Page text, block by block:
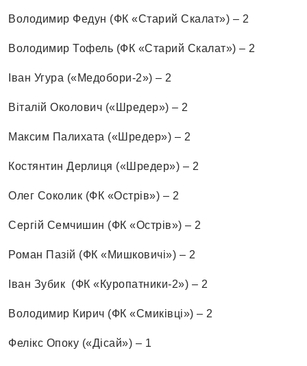
Володимир Федун (ФК «Старий Скалат») – 2
Володимир Тофель (ФК «Старий Скалат») – 2
Іван Угура («Медобори-2») – 2
Віталій Околович («Шредер») – 2
Максим Палихата («Шредер») – 2
Костянтин Дерлиця («Шредер») – 2
Олег Соколик (ФК «Острів») – 2
Сергій Семчишин (ФК «Острів») – 2
Роман Пазій (ФК «Мишковичі») – 2
Іван Зубик (ФК «Куропатники-2») – 2
Володимир Кирич (ФК «Смиківці») – 2
Фелікс Опоку («Дісай») – 1